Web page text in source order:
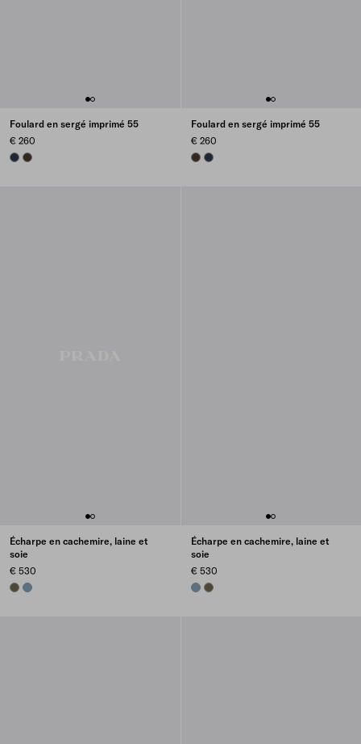
Foulard en sergé imprimé 55
€ 260
NAVYEBONY
Foulard en sergé imprimé 55
€ 260
EBONY
NAVY
Écharpe en cachemire, laine et
soie
€ 530
FOREST GREEN
DENIM
Écharpe en cachemire, laine et
soie
€ 530
DENIMFOREST GREEN